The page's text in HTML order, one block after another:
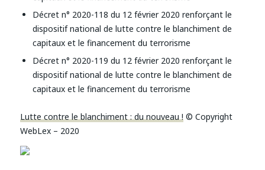
Décret n° 2020-118 du 12 février 2020 renforçant le
dispositif national de lutte contre le blanchiment de
capitaux et le financement du terrorisme
Décret n° 2020-119 du 12 février 2020 renforçant le
dispositif national de lutte contre le blanchiment de
capitaux et le financement du terrorisme
Lutte contre le blanchiment : du nouveau !© Copyright
WebLex – 2020